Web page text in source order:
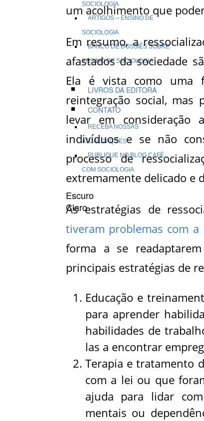
SOCIOLOGIA
ARTIGOS – ENSINO DE
SOCIOLOGIA
BANCO DE DOSSIÊS SOBRE
ENSINO DE SOCIOLOGIA
LIVROS DA EDITORA
CONTATO
RECEBA NOSSAS
ATUALIZAÇÕES
PUBLIQUE NO BLOG CAFÉ
COM SOCIOLOGIA
Escuro
Claro
um acolhimento que
Em resumo, a
afastados da sociedade
Ela é vista como uma
reintegração social, mas
levar em consideração
indivíduos e se não
processo de
extremamente delicado e
As estratégias de
tiveram problemas com
forma a se
principais estratégias de
Educação e
para aprender
habilidades de
las a encontrar
Terapia e tratamento
com a lei ou que
ajuda para lidar
mentais ou